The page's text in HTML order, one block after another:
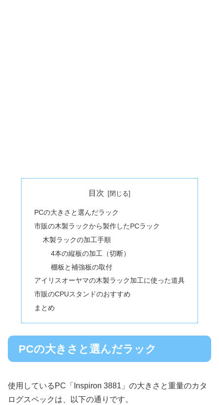
目次
PCの大きさと選んだラック
市販の木製ラックから製作したPCラック
木製ラックの加工手順
4本の縦板の加工（切断）
棚板と補強板の取付
アイリスオーヤマの木製ラック加工に使った道具
市販のCPUスタンドのおすすめ
まとめ
PCの大きさと選んだラック
使用しているPC「Inspiron 3881」の大きさと重量のカタ
ログスペックは、以下の通りです。